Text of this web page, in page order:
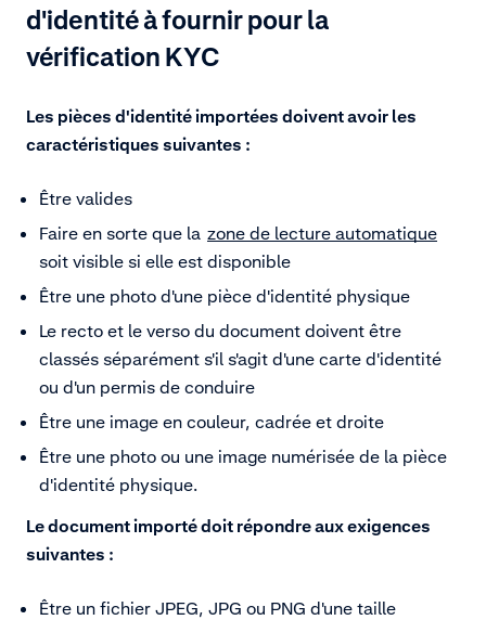
d'identité à fournir pour la
vérification KYC
Les pièces d'identité importées doivent avoir les
caractéristiques suivantes :
Être valides
Faire en sorte que la zone de lecture automatique
soit visible si elle est disponible
Être une photo d'une pièce d'identité physique
Le recto et le verso du document doivent être
classés séparément s'il s'agit d'une carte d'identité
ou d'un permis de conduire
Être une image en couleur, cadrée et droite
Être une photo ou une image numérisée de la pièce
d'identité physique.
Le document importé doit répondre aux exigences
suivantes :
Être un fichier JPEG, JPG ou PNG d'une taille